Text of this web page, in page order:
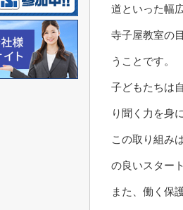
道といった幅
寺子屋教室の
うことです。
子どもたちは
り聞く力を身
この取り組み
の良いスター
また、働く保